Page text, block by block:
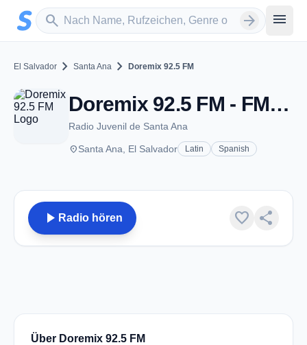
Zum Hauptinhalt springen
search
Sender suchen arrow_forward menu
El Salvador chevron_right Santa Ana chevron_right Doremix 92.5 FM
Doremix 92.5 FM - FM 92.5 - Santa Ana
Radio Juvenil de Santa Ana
placeSanta Ana, El Salvador Latin Spanish
play_arrow Radio hören favorite share
Über Doremix 92.5 FM